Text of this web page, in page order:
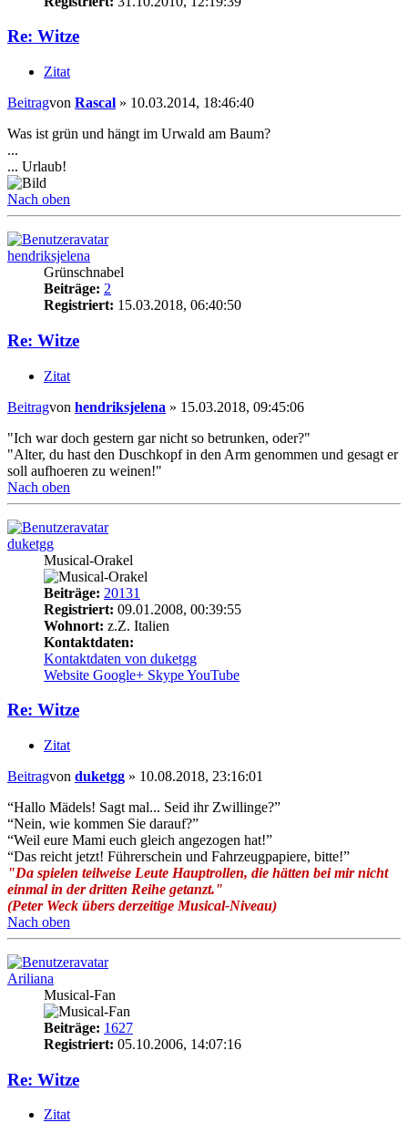
Re: Witze
Zitat
Beitragvon Rascal » 10.03.2014, 18:46:40
Was ist grün und hängt im Urwald am Baum?
...
... Urlaub!
Nach oben
hendriksjelena
Grünschnabel
Beiträge: 2
Registriert: 15.03.2018, 06:40:50
Re: Witze
Zitat
Beitragvon hendriksjelena » 15.03.2018, 09:45:06
"Ich war doch gestern gar nicht so betrunken, oder?"
"Alter, du hast den Duschkopf in den Arm genommen und gesagt er
soll aufhoeren zu weinen!"
Nach oben
duketgg
Musical-Orakel
Beiträge: 20131
Registriert: 09.01.2008, 00:39:55
Wohnort: z.Z. Italien
Kontaktdaten:
Kontaktdaten von duketgg
Website Google+ SkypeYouTube
Re: Witze
Zitat
Beitragvon duketgg » 10.08.2018, 23:16:01
“Hallo Mädels! Sagt mal... Seid ihr Zwillinge?”
“Nein, wie kommen Sie darauf?”
“Weil eure Mami euch gleich angezogen hat!”
“Das reicht jetzt! Führerschein und Fahrzeugpapiere, bitte!”
"Da spielen teilweise Leute Hauptrollen, die hätten bei mir nicht
einmal in der dritten Reihe getanzt."
(Peter Weck übers derzeitige Musical-Niveau)
Nach oben
Ariliana
Musical-Fan
Beiträge: 1627
Registriert: 05.10.2006, 14:07:16
Re: Witze
Zitat